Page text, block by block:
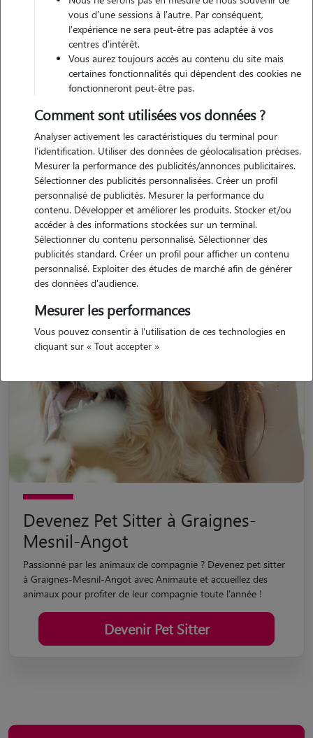
Des souvenirs de garde inoubliables à
Graignes-Mesnil-Angot (50620)
Retrouvez tous les souvenirs déposés par les pet sitters ayant gardé
des animaux à Graignes-Mesnil-Angot.
Devenez Pet Sitter à Graignes-
Mesnil-Angot
Passionné par les animaux de compagnie ? Devenez pet sitter
à Graignes-Mesnil-Angot avec Animaute et accueillez des
animaux pour profiter de leur compagnie toute l'année !
Devenir Pet Sitter
vous d'une sessions à l'autre. Par conséquent,
l'expérience ne sera peut-être pas adaptée à vos
centres d'intérêt.
Vous aurez toujours accès au contenu du site mais
certaines fonctionnalités qui dépendent des cookies ne
fonctionneront peut-être pas.
Comment sont utilisées vos données ?
Analyser activement les caractéristiques du terminal pour
l'identification. Utiliser des données de géolocalisation précises.
Mesurer la performance des publicités/annonces publicitaires.
Sélectionner des publicités personnalisées. Créer un profil
personnalisé de publicités. Mesurer la performance du
contenu. Développer et améliorer les produits. Stocker et/ou
accéder à des informations stockées sur un terminal.
Sélectionner du contenu personnalisé. Sélectionner des
publicités standard. Créer un profil pour afficher un contenu
personnalisé. Exploiter des études de marché afin de générer
des données d'audience.
Mesurer les performances
Vous pouvez consentir à l'utilisation de ces technologies en
cliquant sur « Tout accepter »